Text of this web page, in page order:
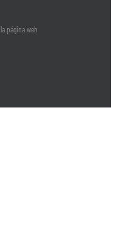
página web